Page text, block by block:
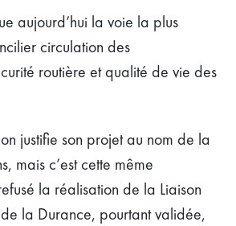
aujourd’hui la voie la plus
circulation des
routière et qualité de vie des
justifie son projet au nom de la
mais c’est cette même
la réalisation de la Liaison
la Durance, pourtant validée,